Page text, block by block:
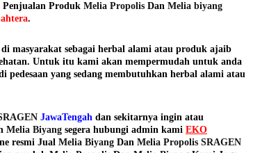
Penjualan Produk Melia Propolis Dan Melia biyang
.
masyarakat sebagai herbal alami atau produk ajaib
Untuk itu kami akan mempermudah untuk anda
yang sedang membutuhkan herbal alami atau
JawaTengah dan sekitarnya ingin atau
Melia Biyang segera hubungi admin kami EKO
resmi Jual Melia Biyang Dan Melia Propolis SRAGEN